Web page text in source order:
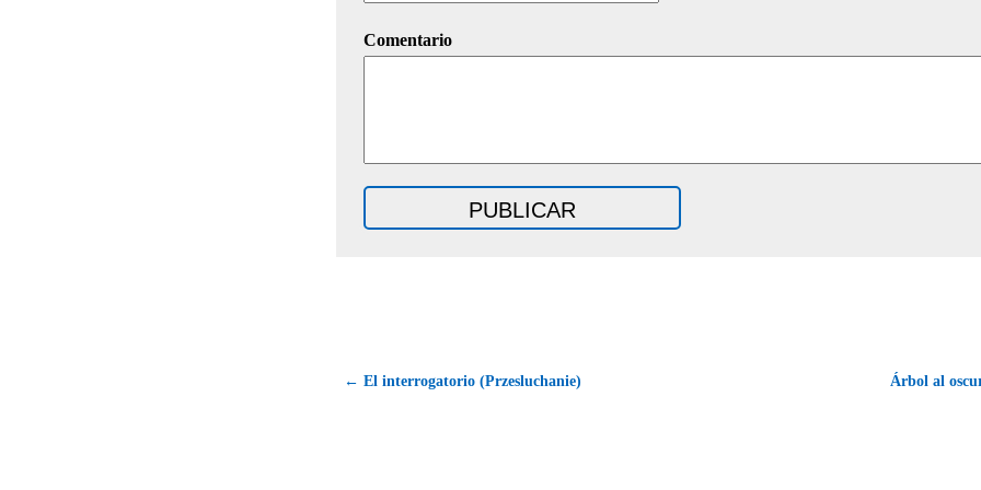
Comentario
← El interrogatorio (Przesluchanie) Árbol al